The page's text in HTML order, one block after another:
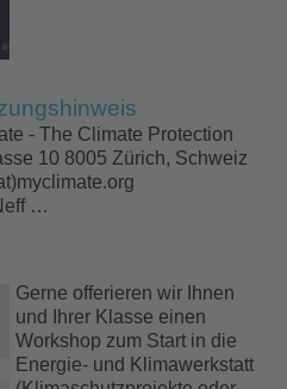
- The Climate Protection
10 8005 Zürich, Schweiz
…
Gerne offerieren wir Ihnen
und Ihrer Klasse einen
Workshop zum Start in die
Energie- und Klimawerkstatt